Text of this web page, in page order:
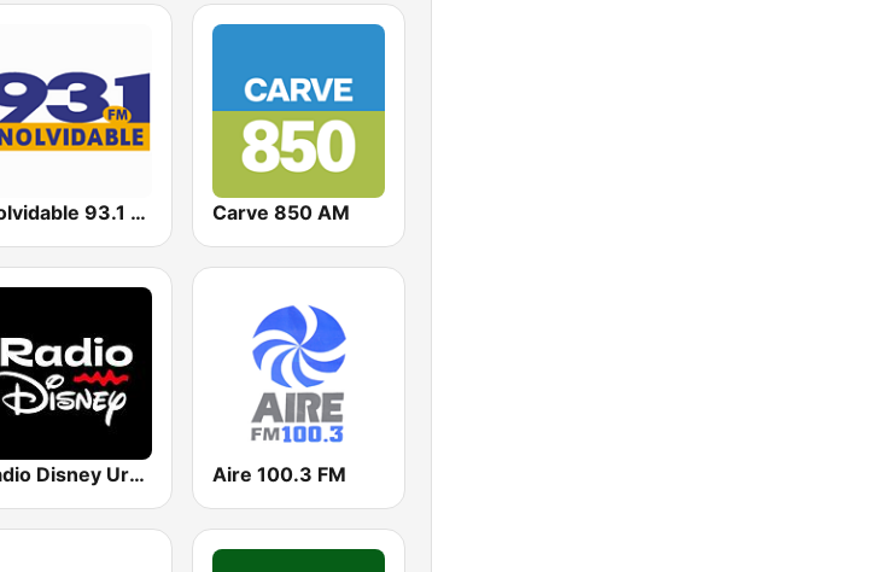
Inolvidable 93.1 FM Carve 850 AM
Radio Disney Uruguay Aire 100.3 FM